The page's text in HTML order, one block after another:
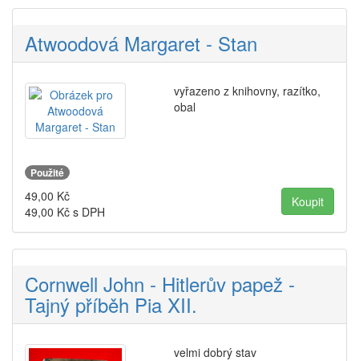
Atwoodová Margaret - Stan
vyřazeno z knihovny, razítko,
obal
Použité
49,00 Kč
49,00 Kč s DPH
Cornwell John - Hitlerův papež -
Tajný příběh Pia XII.
velmi dobrý stav